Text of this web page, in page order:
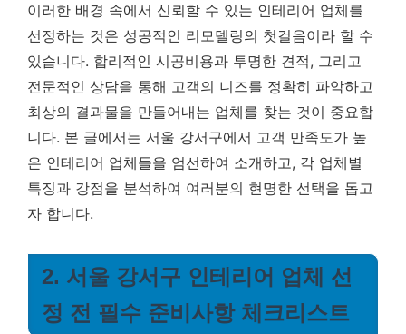
이러한 배경 속에서 신뢰할 수 있는 인테리어 업체를
선정하는 것은 성공적인 리모델링의 첫걸음이라 할 수
있습니다. 합리적인 시공비용과 투명한 견적, 그리고
전문적인 상담을 통해 고객의 니즈를 정확히 파악하고
최상의 결과물을 만들어내는 업체를 찾는 것이 중요합
니다. 본 글에서는 서울 강서구에서 고객 만족도가 높
은 인테리어 업체들을 엄선하여 소개하고, 각 업체별
특징과 강점을 분석하여 여러분의 현명한 선택을 돕고
자 합니다.
2. 서울 강서구 인테리어 업체 선
정 전 필수 준비사항 체크리스트